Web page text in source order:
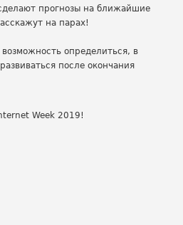
прогнозы на ближайшие
на парах!
определиться, в
после окончания
Week 2019!